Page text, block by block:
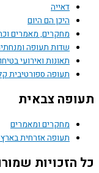
דאייה
היכן הם היום
מחקרים, מאמרים וכתבות
שדות תעופה ומנחתים
תאונות ואירועי בטיחות
תעופה ספורטיבית קלה
צבאית
מחקרים ומאמרים
תעופה אזרחית בארץ